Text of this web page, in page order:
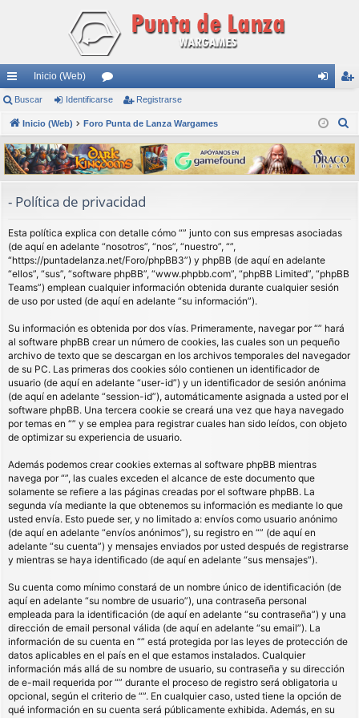
nl
ac
es
rá
s
Inicio (Web)
or
os nti
fic
ar
ist
ra
rs
Buscar Identificarse Registrarse
Inicio (Web) Foro Punta de Lanza Wargames
s
c
- Política de privacidad
Esta política explica con detalle cómo “” junto con sus empresas asociadas
(de aquí en adelante “nosotros”, “nos”, “nuestro”, “”,
“https://puntadelanza.net/Foro/phpBB3”) y phpBB (de aquí en adelante
“ellos”, “sus”, “software phpBB”, “www.phpbb.com”, “phpBB Limited”, “phpBB
Teams”) emplean cualquier información obtenida durante cualquier sesión
de uso por usted (de aquí en adelante “su información”).
Su información es obtenida por dos vías. Primeramente, navegar por “” hará
al software phpBB crear un número de cookies, las cuales son un pequeño
archivo de texto que se descargan en los archivos temporales del navegador
de su PC. Las primeras dos cookies sólo contienen un identificador de
usuario (de aquí en adelante “user-id”) y un identificador de sesión anónima
(de aquí en adelante “session-id”), automáticamente asignada a usted por el
software phpBB. Una tercera cookie se creará una vez que haya navegado
por temas en “” y se emplea para registrar cuales han sido leídos, con objeto
de optimizar su experiencia de usuario.
Además podemos crear cookies externas al software phpBB mientras
navega por “”, las cuales exceden el alcance de este documento que
solamente se refiere a las páginas creadas por el software phpBB. La
segunda vía mediante la que obtenemos su información es mediante lo que
usted envía. Esto puede ser, y no limitado a: envíos como usuario anónimo
(de aquí en adelante “envíos anónimos”), su registro en “” (de aquí en
adelante “su cuenta”) y mensajes enviados por usted después de registrarse
y mientras se haya identificado (de aquí en adelante “sus mensajes”).
Su cuenta como mínimo constará de un nombre único de identificación (de
aquí en adelante “su nombre de usuario”), una contraseña personal
empleada para la identificación (de aquí en adelante “su contraseña”) y una
dirección de email personal válida (de aquí en adelante “su email”). La
información de su cuenta en “” está protegida por las leyes de protección de
datos aplicables en el país en el que estamos instalados. Cualquier
información más allá de su nombre de usuario, su contraseña y su dirección
de e-mail requerida por “” durante el proceso de registro será obligatoria u
opcional, según el criterio de “”. En cualquier caso, usted tiene la opción de
qué información en su cuenta será públicamente exhibida. Además, en su